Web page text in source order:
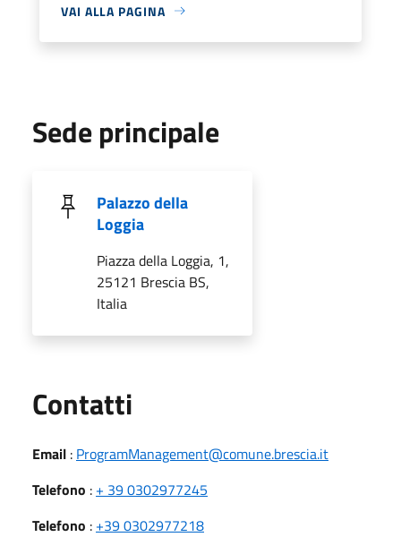
VAI ALLA PAGINA
Sede principale
Palazzo della
Loggia
Piazza della Loggia, 1,
25121 Brescia BS,
Italia
Contatti
Email : ProgramManagement@comune.brescia.it
Telefono : + 39 0302977245
Telefono : +39 0302977218